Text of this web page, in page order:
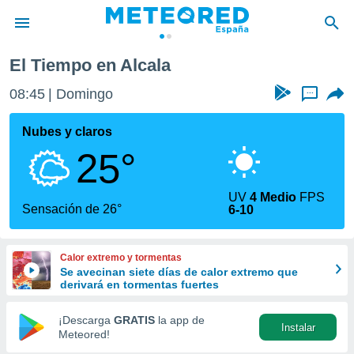
de
por
que se
calidad.
a este
las
y
forma
digital
basada
El Tiempo en Alcala
08:45 Domingo ...
Nubes y claros
25°
Sensación de 26°
UV4 Medio FPS
6-10
Calor extremo y tormentas
Se avecinan siete días de calor extremo que
derivará en tormentas fuertes
¡Descarga GRATIS la app de
Meteored!
Instalar